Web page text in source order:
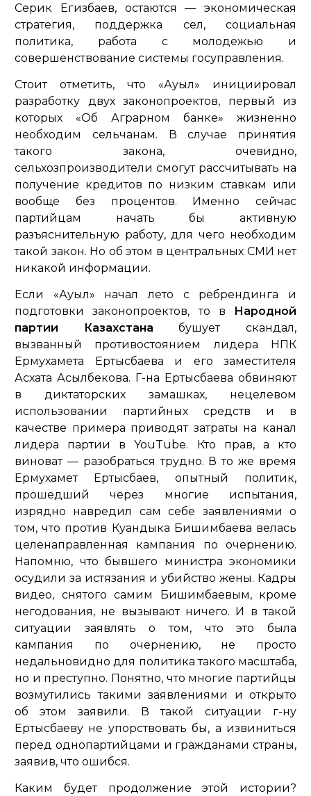
Серик Егизбаев, остаются — экономическая
стратегия, поддержка сел, социальная
политика, работа с молодежью и
совершенствование системы госуправления.
Стоит отметить, что «Ауыл» инициировал
разработку двух законопроектов, первый из
которых «Об Аграрном банке» жизненно
необходим сельчанам. В случае принятия
такого закона, очевидно,
сельхозпроизводители смогут рассчитывать на
получение кредитов по низким ставкам или
вообще без процентов. Именно сейчас
партийцам начать бы активную
разъяснительную работу, для чего необходим
такой закон. Но об этом в центральных СМИ нет
никакой информации.
Если «Ауыл» начал лето с ребрендинга и
подготовки законопроектов, то в
Народной
партии Казахстана бушует скандал,
вызванный противостоянием лидера НПК
Ермухамета Ертысбаева и его заместителя
Асхата Асылбекова. Г-на Ертысбаева обвиняют
в диктаторских замашках, нецелевом
использовании партийных средств и в
качестве примера приводят затраты на канал
лидера партии в YouTube. Кто прав, а кто
виноват — разобраться трудно. В то же время
Ермухамет Ертысбаев, опытный политик,
прошедший через многие испытания,
изрядно навредил сам себе заявлениями о
том, что против Куандыка Бишимбаева велась
целенаправленная кампания по очернению.
Напомню, что бывшего министра экономики
осудили за истязания и убийство жены. Кадры
видео, снятого самим Бишимбаевым, кроме
негодования, не вызывают ничего. И в такой
ситуации заявлять о том, что это была
кампания по очернению, не просто
недальновидно для политика такого масштаба,
но и преступно. Понятно, что многие партийцы
возмутились такими заявлениями и открыто
об этом заявили. В такой ситуации г-ну
Ертысбаеву не упорствовать бы, а извиниться
перед однопартийцами и гражданами страны,
заявив, что ошибся.
Каким будет продолжение этой истории?